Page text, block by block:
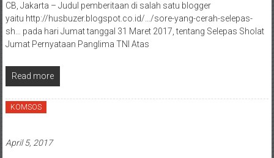
CB, Jakarta – Judul pemberitaan di salah satu blogger
yaitu http://husbuzer.blogspot.co.id/…/sore-yang-cerah-selepas-
sh… pada hari Jumat tanggal 31 Maret 2017, tentang Selepas Sholat
Jumat Pernyataan Panglima TNI Atas
Read more
KOMSOS
April 5, 2017